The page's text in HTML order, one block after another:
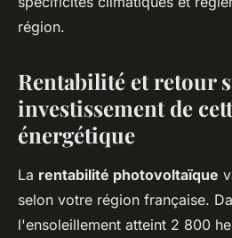
région.
Rentabilité et retour
investissement de
énergétique
La rentabilité photovoltaïque
selon votre région française.
l'ensoleillement atteint 2 800